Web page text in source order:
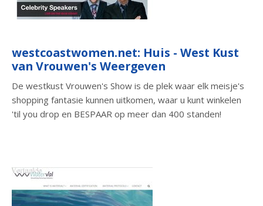
westcoastwomen.net: Huis - West Kust
van Vrouwen's Weergeven
De westkust Vrouwen's Show is de plek waar elk meisje's
shopping fantasie kunnen uitkomen, waar u kunt winkelen
'til you drop en BESPAAR op meer dan 400 standen!